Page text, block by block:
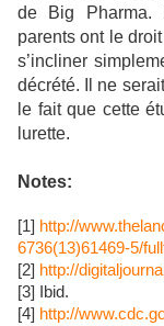
de Big Pharma.
parents ont le
s’incliner
décrété. Il ne
le fait que cette
lurette.
Notes:
[1] http://
6736(13)61469-5/
[2] http://
[3] Ibid.
[4] http://